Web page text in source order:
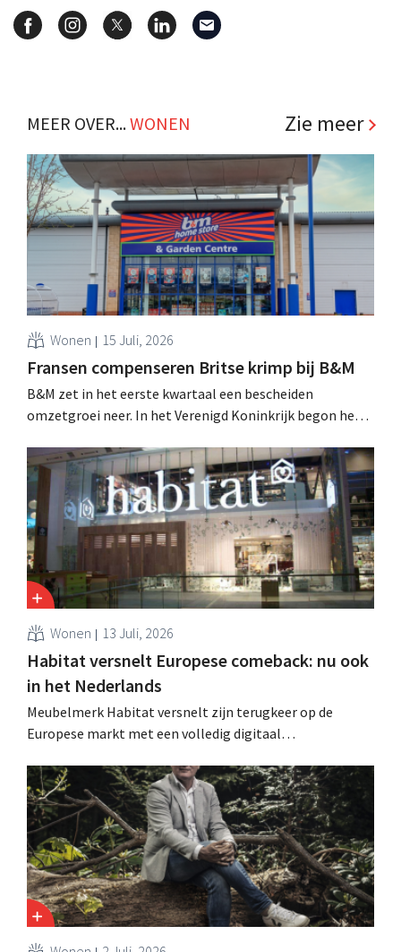
MEER OVER...WONEN Zie meer
Wonen 15 Juli, 2026
Fransen compenseren Britse krimp bij B&M
B&M zet in het eerste kwartaal een bescheiden
omzetgroei neer. In het Verenigd Koninkrijk begon het
een betere prestatie van Heron Foods vingen de daling
op.
Wonen 13 Juli, 2026
Habitat versnelt Europese comeback: nu ook
in het Nederlands
Meubelmerk Habitat versnelt zijn terugkeer op de
Europese markt met een volledig digitaal
unique groeit het merk opnieuw en mikt het op
aanwezigheid in veertien Europese landen.